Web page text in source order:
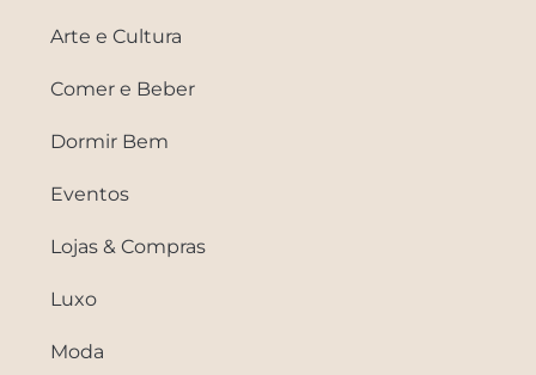
Arte e Cultura
Comer e Beber
Dormir Bem
Eventos
Lojas & Compras
Luxo
Moda